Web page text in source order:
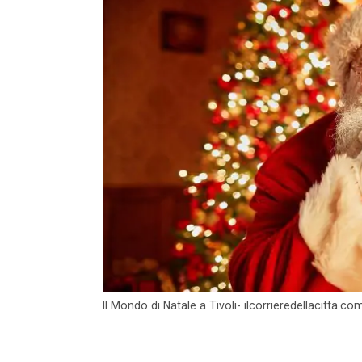
Il Mondo di Natale a Tivoli-